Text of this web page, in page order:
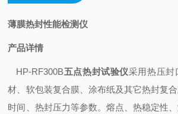
薄膜热封性能检测仪
产品详情
HP-RF300B五点热封试验仪采用热压封
材、软包装复合膜、涂布纸及其它热封复
时间、热封压力等参数。熔点、热稳定性